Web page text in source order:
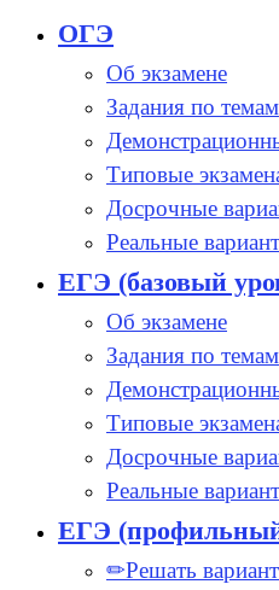
ОГЭ
Об экзамене
Задания по темам
Типовые
Досрочные
Реальные
ЕГЭ (базовый
Об экзамене
Задания по темам
Типовые
Досрочные
Реальные
ЕГЭ
✏Решать